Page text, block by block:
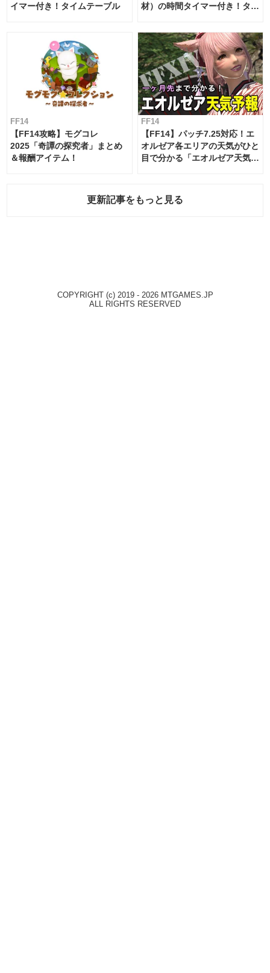
イマー付き！タイムテーブル
材）の時間タイマー付き！タイ
FF14
【FF14攻略】モグコレ
2025「奇譚の探究者」まとめ
＆報酬アイテム！
FF14
【FF14】パッチ7.25対応！エ
オルゼア各エリアの天気がひと
目で分かる「エオルゼア天気予
更新記事をもっと見る
COPYRIGHT (c) 2019 - 2026 MTGAMES.JP
ALL RIGHTS RESERVED